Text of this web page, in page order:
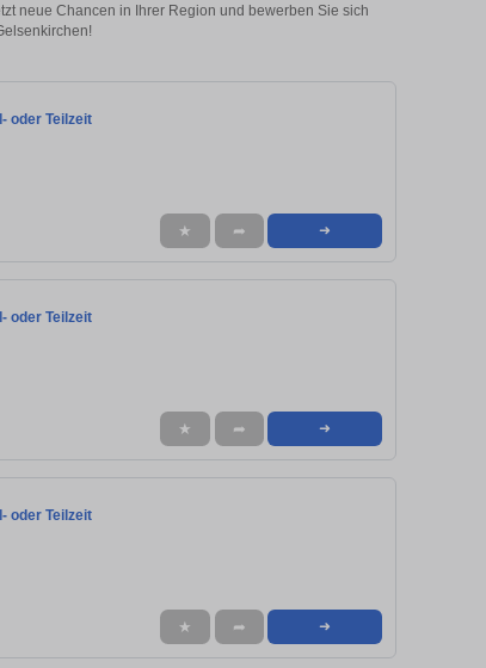
neue Chancen in Ihrer Region und bewerben Sie sich
oder Teilzeit
★ ➦ ➜
oder Teilzeit
★ ➦ ➜
oder Teilzeit
★ ➦ ➜